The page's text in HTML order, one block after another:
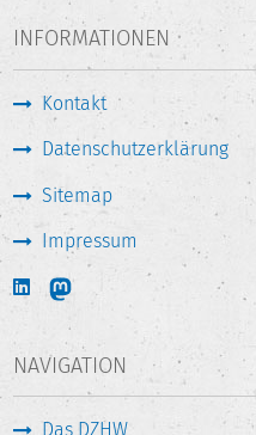
INFORMATIONEN
Kontakt
Datenschutzerklärung
Sitemap
Impressum
NAVIGATION
Das DZHW